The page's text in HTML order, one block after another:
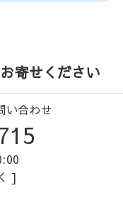
寄せください
い合わせ
]